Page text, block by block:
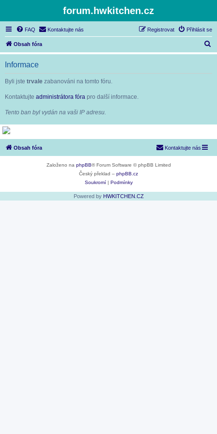
forum.hwkitchen.cz
FAQ Kontaktujte nás Přihlásit se
Registrovat
Obsah fóra
l
Informace
Byli jste trvale zabanováni na tomto fóru.
Kontaktujte administrátora fóra pro další informace.
Tento ban byl vydán na vaši IP adresu.
Obsah fóra Kontaktujte nás
Založeno na phpBB® Forum Software © phpBB Limited
Český překlad – phpBB.cz
Soukromí| Podmínky
Powered by HWKITCHEN.CZ